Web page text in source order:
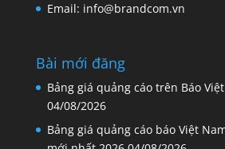
Email: info@brandcom.vn
Bài mới đăng
Bảng giá quảng cáo trên Báo
04/08/2026
Bảng giá quảng cáo báo Việt